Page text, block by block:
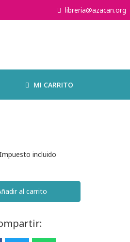
libreria@azacan.org
MI CARRITO
Impuesto incluido
al carrito